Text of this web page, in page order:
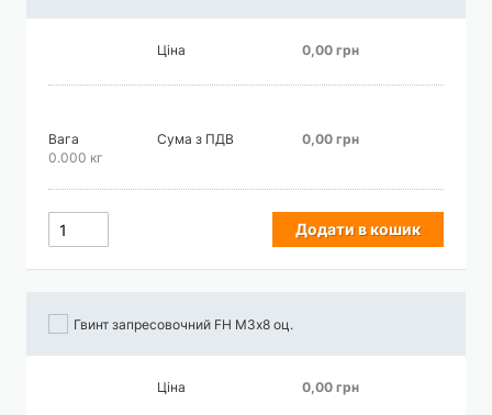
Ціна 0,00 грн
Вага
0.000 кг
Сума з ПДВ 0,00 грн
Додати в кошик
Гвинт запресовочний FH М3х8 оц.
Ціна 0,00 грн